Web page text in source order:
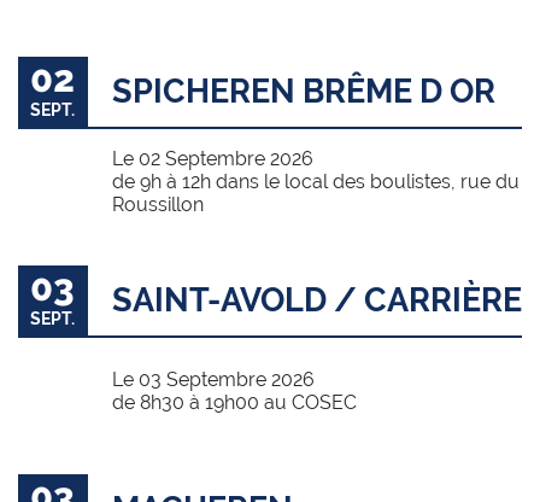
02
SEPT. SPICHEREN BRÊME D OR
Le 02 Septembre 2026
de 9h à 12h dans le local des boulistes, rue du
Roussillon
03
SEPT. SAINT-AVOLD / CARRIÈRE
Le 03 Septembre 2026
de 8h30 à 19h00 au COSEC